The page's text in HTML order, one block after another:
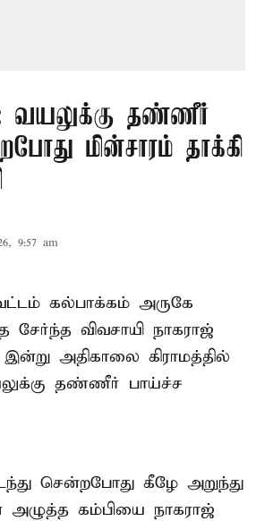
வயலுக்கு தண்ணீர்
மின்சாரம் தாக்கி
9:57 am
கல்பாக்கம் அருகே
சேர்ந்த விவசாயி நாகராஜ்
அதிகாலை கிராமத்தில்
தண்ணீர் பாய்ச்ச
சென்றபோது கீழே அறுந்து
அழுத்த கம்பியை நாகராஜ்